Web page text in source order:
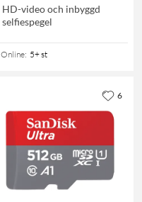
HD-video och inbyggd
selfiespegel
Online: 5+ st
6